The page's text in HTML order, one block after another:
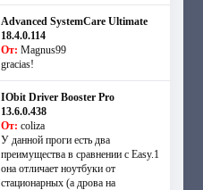
Advanced SystemCare Ultimate
18.4.0.114
От: Magnus99
gracias!
IObit Driver Booster Pro
13.6.0.438
От: coliza
У данной проги есть два
преимущества в сравнении с Easy.1
она отличает ноутбуки от
стационарных (а дрова на